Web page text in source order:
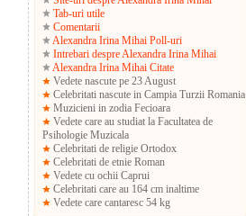
Tab-uri utile
Comentarii
Alexandra Irina Mihai Poll-uri
Intrebari despre Alexandra Irina Mihai
Alexandra Irina Mihai Citate
Vedete nascute pe 23 August
Celebritati nascute in Campia Turzii Romania
Muzicieni in zodia Fecioara
Vedete care au studiat la Facultatea de
Psihologie Muzicala
Celebritati de religie Ortodox
Celebritati de etnie Roman
Vedete cu ochii Caprui
Celebritati care au 164 cm inaltime
Vedete care cantaresc 54 kg